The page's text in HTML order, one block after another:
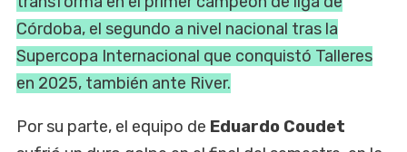
Córdoba, el segundo a nivel nacional tras la
Supercopa Internacional que conquistó Talleres
en 2025, también ante River.
Por su parte, el equipo de Eduardo Coudet